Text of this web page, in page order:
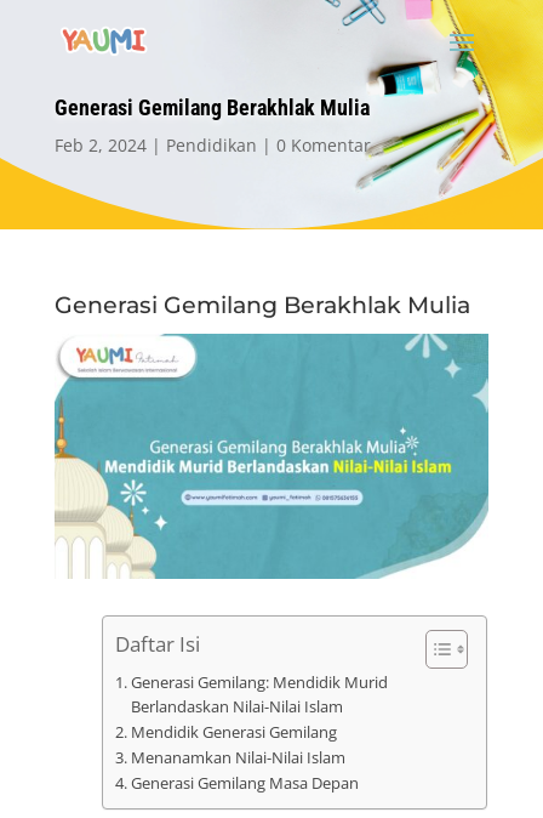
Generasi Gemilang Berakhlak Mulia
Feb 2, 2024 Pendidikan 0 Komentar
Generasi Gemilang Berakhlak Mulia
Daftar Isi
Generasi Gemilang: Mendidik Murid
Berlandaskan Nilai-Nilai Islam
Mendidik Generasi Gemilang
Menanamkan Nilai-Nilai Islam
Generasi Gemilang Masa Depan